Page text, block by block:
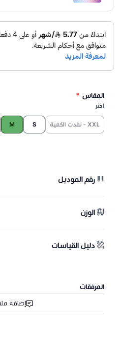
المقاس *
اختر
XXL - نفدت الكمية S
M
رقم الموديل
الوزن
دليل القياسات
المرفقات
إضافة